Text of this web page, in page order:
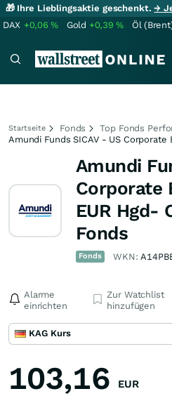
🎁 Ihre Lieblingsaktie geschenkt.→
DAX +0,06% Gold +0,39% Öl
Startseite Fonds
Top Fonds
Amundi Funds SICAV - US
Amundi
Corporate
EUR Hgd-
Fonds
Fonds WKN:
Alarme
einrichten
Zur Watchlist
hinzufügen
KAG Kurs
103,16 EUR